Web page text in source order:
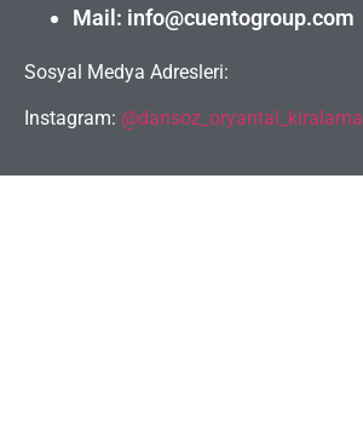
Mail: info@cuentogroup.com
Sosyal Medya Adresleri:
Instagram: @dansoz_oryantal_kiralama